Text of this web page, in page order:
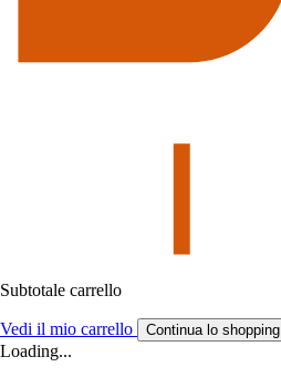
Subtotale carrello
Vedi il mio carrello Continua lo shopping
Loading...